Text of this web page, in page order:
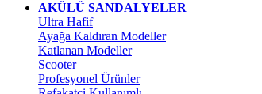
AKÜLÜ SANDALYELER
Ultra Hafif
Ayağa Kaldıran Modeller
Katlanan Modeller
Scooter
Profesyonel Ürünler